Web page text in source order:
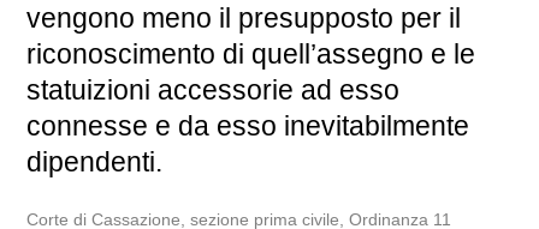
vengono meno il presupposto per il
riconoscimento di quell’assegno e le
statuizioni accessorie ad esso
connesse e da esso inevitabilmente
dipendenti.
Corte di Cassazione, sezione prima civile, Ordinanza 11